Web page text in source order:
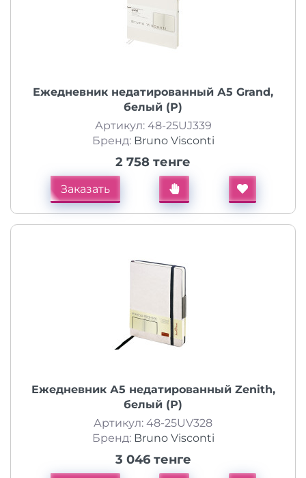
Ежедневник недатированный А5 Grand,
белый (Р)
Артикул: 48-25UJ339
Бренд: Bruno Visconti
2 758 тенге
Заказать
Ежедневник А5 недатированный Zenith,
белый (Р)
Артикул: 48-25UV328
Бренд: Bruno Visconti
3 046 тенге